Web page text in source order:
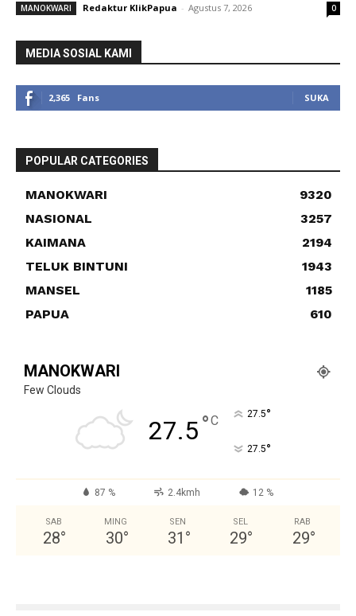
MANOKWARI Redaktur KlikPapua - Agustus 7, 2026 0
MEDIA SOSIAL KAMI
2,365 Fans SUKA
POPULAR CATEGORIES
MANOKWARI
9320
NASIONAL
3257
KAIMANA
2194
TELUK BINTUNI
1943
MANSEL
1185
PAPUA
610
MANOKWARI
Few Clouds
27.5°C 27.5°
27.5°
87 % 2.4kmh 12 %
SAB
28°
MING
30°
SEN
31 °
SEL
29°
RAB
29°